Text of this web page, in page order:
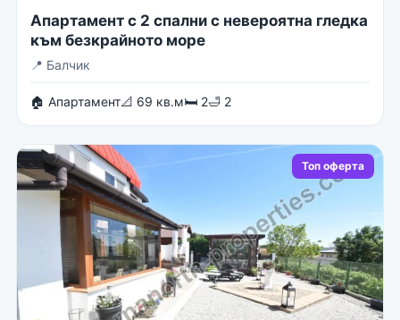
Апартамент с 2 спални с невероятна гледка
към безкрайното море
📍 Балчик
🏠 Апартамент📐 69 кв.м🛏 2🛁 2
Топ оферта